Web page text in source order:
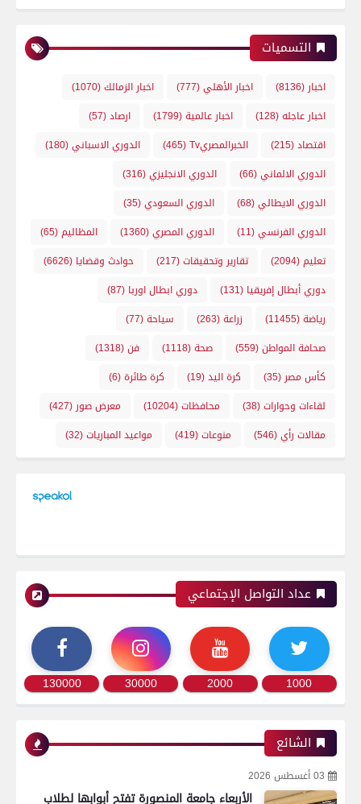
التسميات
اخبار (8136) اخبار الأهلي(777) اخبار الزمالك(1070)
اخبار عاجله(128) اخبار عالمية(1799) ارصاد(57)
اقتصاد(215) الخبرالمصريTv (465) الدوري الاسباني(180)
الدوري الالماني(66) الدوري الانجليزي(316)
الدوري الايطالي(68) الدوري السعودي(35)
الدوري الفرنسي(11) الدوري المصري(1360) المظاليم(65)
تعليم(2094) تقارير وتحقيقات(217) حوادث وقضايا (6626)
دوري أبطال إفريقيا (131) دوري ابطال اوربا (87)
رياضة(11455) زراعة(263) سياحة(77)
صحافة المواطن(559) صحة(1118) فن(1318)
كأس مصر (35) كرة اليد(19) كرة طائرة(6)
لقاءات وحوارات(38) محافظات(10204) معرض صور (427)
مقالات رأي(546) منوعات(419) مواعيد المباريات(32)
عداد التواصل الإجتماعي
1000
2000
30000
130000
الشائع
03 أغسطس 2026
الأربعاء جامعة المنصورة تفتح أبوابها لطلاب